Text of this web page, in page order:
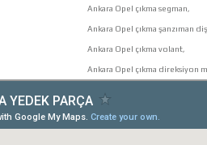
Ankara Opel çıkma segman,
Ankara Opel çıkma şanzıman
Ankara Opel çıkma volant,
Ankara Opel çıkma direksiyon